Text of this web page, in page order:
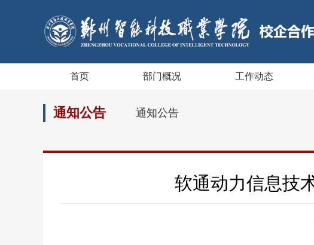
首页 部门概况 工作动态
通知公告 通知公告
软通动力信息技